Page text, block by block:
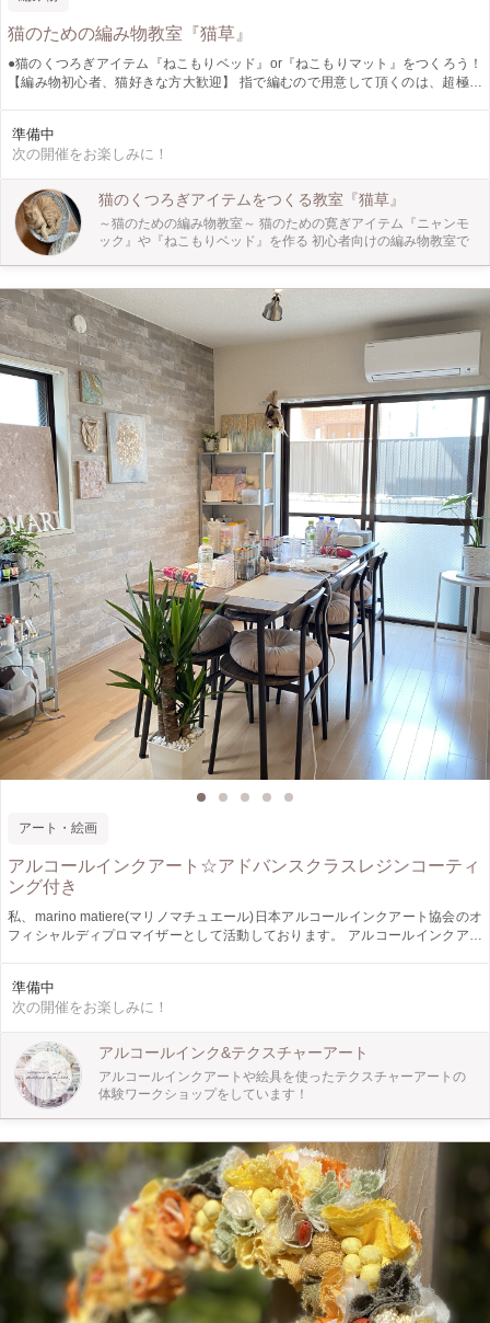
猫のための編み物教室『猫草』
●猫のくつろぎアイテム『ねこもりベッド』or『ねこもりマット』をつくろう！
【編み物初心者、猫好きな方大歓迎】 指で編むので用意して頂くのは、超極太
んの暮らしている『ねこともハウスSANCHACO』さんのスペースをお借りして
運営しています。猫ちゃん達が寛いでいる脇で、お話しながら楽しく一緒に編み
準備中
次の開催をお楽しみに！
猫のくつろぎアイテムをつくる教室『猫草』
～猫のための編み物教室～ 猫のための寛ぎアイテム『ニャンモ
ック』や『ねこもりベッド』を作る 初心者向けの編み物教室で
アート・絵画
アルコールインクアート☆アドバンスクラスレジンコーティ
ング付き
私、marino matiere(マリノマチュエール)日本アルコールインクアート協会のオ
フィシャルディプロマイザーとして活動しております。 アルコールインクアー
地よさを体験していただけると幸いです。不思議と自分がいつも選ぶ色が決まっ
てきたり、好きな広げ方を見つけたり、一人一人の個性が現れ、世界に一つの作
さつ ↓ 簡単に資材説明 ↓ デモストレーション ↓ さっそくインクに触れてみよう！
↓ 描いた作品でコースターを作ります。 ↓ レジンコーティングをして完成！ セッ
ト内容(当日お渡しするもの) ・アートペーパー5枚 ・手袋 ・教科書 ・アートレ
ジン一回分 ⚠︎当日はエプロンなど汚れてもいい服装でお越しください。 当日は
アルコール除菌と換気を徹底します。 コロナウイルス対策によりマスク着用、
手袋着用をお願いしております。 当日のお持ち帰りはできませんので、乾いた
後配送になります。 一緒にアートを楽しみましょう！
準備中
次の開催をお楽しみに！
アルコールインク&テクスチャーアート
アルコールインクアートや絵具を使ったテクスチャーアートの
体験ワークショップをしています！